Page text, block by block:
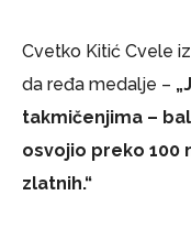
Cvetko Kitić Cvele
da ređa medalje –
takmičenjima –
osvojio preko 100
zlatnih.“